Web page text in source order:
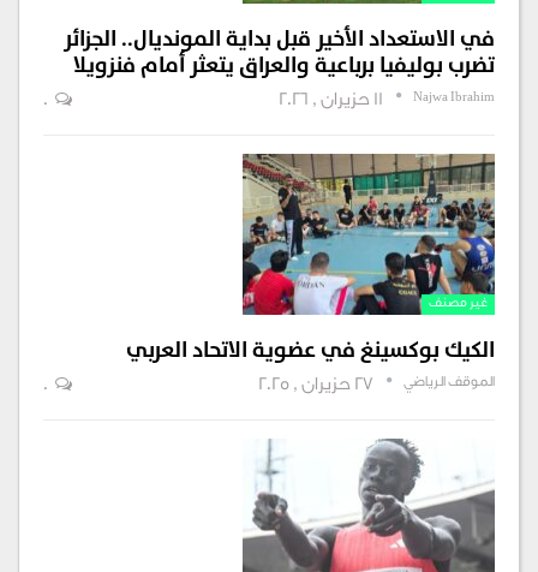
في الاستعداد الأخير قبل بداية المونديال.. الجزائر
تضرب بوليفيا برباعية والعراق يتعثر أمام فنزويلا
Najwa Ibrahim
0
غير مصنف
الكيك بوكسينغ في عضوية الاتحاد العربي
الموقف الرياضي 27 حزيران , 2025 0